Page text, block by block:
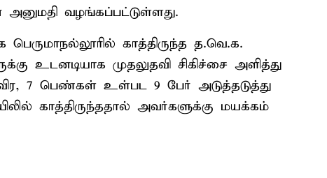
வழங்கப்பட்டுள்ளது.
காத்திருந்த த.வெ.க.
உடனடியாக முதலுதவி சிகிச்சை அளித்து
7 பெண்கள் உள்பட 9 பேர் அடுத்தடுத்து
காத்திருந்ததால் அவர்களுக்கு மயக்கம்